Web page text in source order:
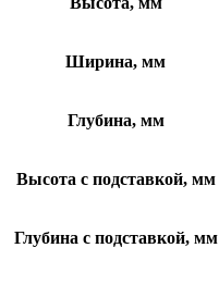
Ширина, мм
Глубина, мм
Высота с подставкой, мм
Глубина с подставкой, мм